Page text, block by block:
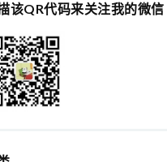
该QR代码来关注我的微信